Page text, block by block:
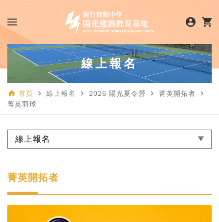
account_circle shopping_cart
線上報名
home 首頁 navigate_next 線上報名 navigate_next 2026 陽光夏令營 navigate_next 菁英開拓者 navigate_next
菁英羽球
線上報名
菁英開拓者